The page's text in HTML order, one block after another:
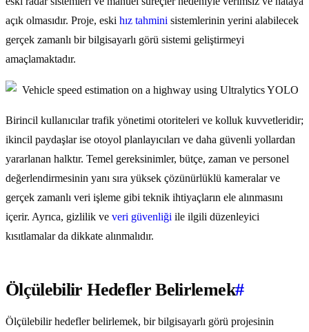
açık olmasıdır. Proje, eski hız tahmini sistemlerinin yerini alabilecek
gerçek zamanlı bir bilgisayarlı görü sistemi geliştirmeyi
amaçlamaktadır.
Birincil kullanıcılar trafik yönetimi otoriteleri ve kolluk kuvvetleridir;
ikincil paydaşlar ise otoyol planlayıcıları ve daha güvenli yollardan
yararlanan halktır. Temel gereksinimler, bütçe, zaman ve personel
değerlendirmesinin yanı sıra yüksek çözünürlüklü kameralar ve
gerçek zamanlı veri işleme gibi teknik ihtiyaçların ele alınmasını
içerir. Ayrıca, gizlilik ve veri güvenliği ile ilgili düzenleyici
kısıtlamalar da dikkate alınmalıdır.
Ölçülebilir Hedefler Belirlemek#
Ölçülebilir hedefler belirlemek, bir bilgisayarlı görü projesinin